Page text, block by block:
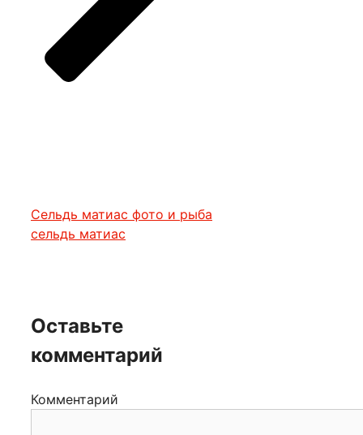
Сельдь матиас фото и рыба
сельдь матиас
Оставьте
комментарий
Комментарий